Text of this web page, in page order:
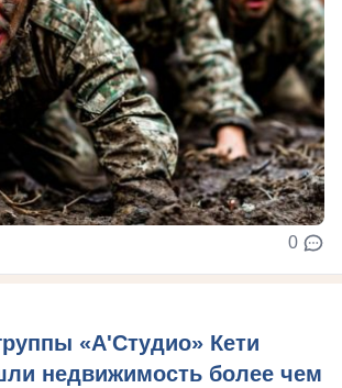
0
«А'Студио» Кети
недвижимость более чем